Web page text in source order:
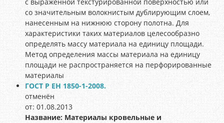
со значительным волокнистым дублирующим слоем,
нанесенным на нижнюю сторону полотна. Для
характеристики таких материалов целесообразно
определять массу материала на единицу площади.
Метод определения массы материала на единицу
площади не распространяется на перфорированные
материалы
ГОСТ Р ЕН 1850-1-2008.
отменён
от: 01.08.2013
Название: Материалы кровельные и